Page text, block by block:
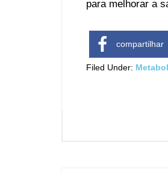
para melhorar a
compartilhar
Filed Under: